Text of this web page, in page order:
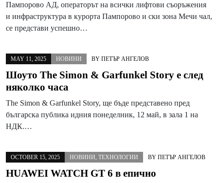
Пампорово АД, операторът на всички лифтови съоръжения
и инфраструктура в курорта Пампорово и ски зона Мечи чал,
се представи успешно…
MAY 11, 2025 НОВИНИ BY ПЕТЪР АНГЕЛОВ
Шоуто The Simon & Garfunkel Story е след
няколко часа
The Simon & Garfunkel Story, ще бъде представено пред
българска публика идния понеделник, 12 май, в зала 1 на
НДК.…
OCTOBER 15, 2025 НОВИНИ, ТЕХНОЛОГИИ BY ПЕТЪР АНГЕЛОВ
HUAWEI WATCH GT 6 в епично